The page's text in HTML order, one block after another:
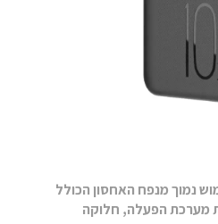
נמוך מנפח האחסון הכולל
מערכת הפעלה, חלוקה